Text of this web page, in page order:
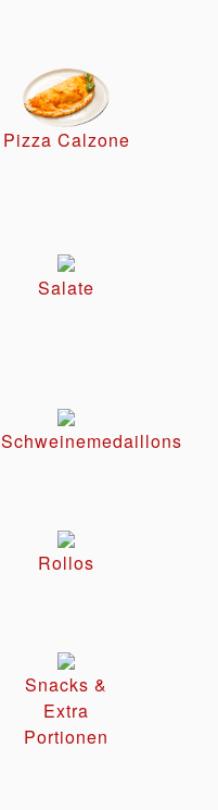
Pizza Calzone
Salate
Schweinemedaillons
Rollos
Snacks &
Extra
Portionen